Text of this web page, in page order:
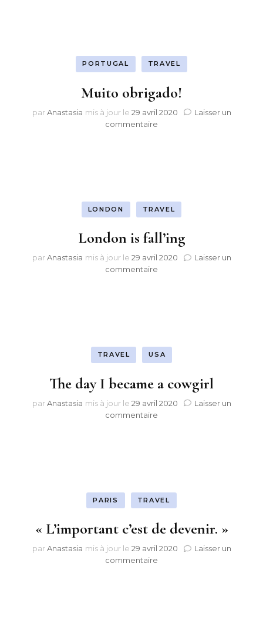
PORTUGAL TRAVEL
Muito obrigado!
parAnastasia mis à jour le 29 avril 2020
Laisser un
commentaire
LONDON TRAVEL
London is fall’ing
parAnastasia mis à jour le 29 avril 2020
Laisser un
commentaire
TRAVEL USA
The day I became a cowgirl
parAnastasia mis à jour le 29 avril 2020
Laisser un
commentaire
PARIS TRAVEL
« L’important c’est de devenir. »
parAnastasia mis à jour le 29 avril 2020
Laisser un
commentaire